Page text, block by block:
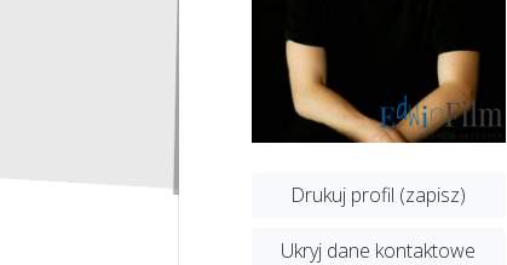
Drukuj profil (zapisz)
Ukryj dane kontaktowe